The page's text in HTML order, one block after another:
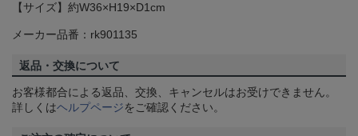
【サイズ】約W36×H19×D1cm
メーカー品番：rk901135
返品・交換について
お客様都合による返品、交換、キャンセルはお受けできません。
詳しくはヘルプページをご確認ください。